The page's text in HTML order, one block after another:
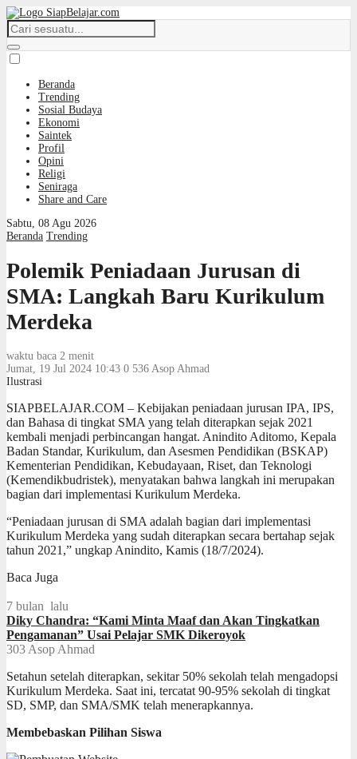
Beranda
Trending
Sosial Budaya
Ekonomi
Saintek
Profil
Opini
Religi
Seniraga
Share and Care
Sabtu, 08 Agu 2026
Beranda Trending
Polemik Peniadaan Jurusan di
SMA: Langkah Baru Kurikulum
Merdeka
waktu baca 2 menit
Jumat, 19 Jul 2024 10:43 0 536 Asop Ahmad
Ilustrasi
SIAPBELAJAR.COM – Kebijakan peniadaan jurusan IPA, IPS,
dan Bahasa di tingkat SMA yang telah diterapkan sejak 2021
kembali menjadi perbincangan hangat. Anindito Aditomo, Kepala
Badan Standar, Kurikulum, dan Asesmen Pendidikan (BSKAP)
Kementerian Pendidikan, Kebudayaan, Riset, dan Teknologi
(Kemendikbudristek), menyatakan bahwa langkah ini merupakan
bagian dari implementasi Kurikulum Merdeka.
“Peniadaan jurusan di SMA adalah bagian dari implementasi
Kurikulum Merdeka yang sudah diterapkan secara bertahap sejak
tahun 2021,” ungkap Anindito, Kamis (18/7/2024).
Baca Juga
7 bulan lalu
Diky Chandra: “Kami Minta Maaf dan Akan Tingkatkan
Pengamanan” Usai Pelajar SMK Dikeroyok
303 Asop Ahmad
Setahun setelah diterapkan, sekitar 50% sekolah telah mengadopsi
Kurikulum Merdeka. Saat ini, tercatat 90-95% sekolah di tingkat
SD, SMP, dan SMA/SMK telah menerapkannya.
Membebaskan Pilihan Siswa